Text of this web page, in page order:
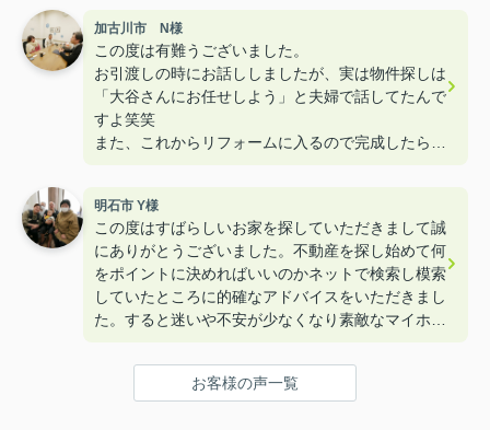
加古川市 N様
この度は有難うございました。
お引渡しの時にお話ししましたが、実は物件探しは
「大谷さんにお任せしよう」と夫婦で話してたんで
すよ笑笑
また、これからリフォームに入るので完成したら遊
明石市 Y様
この度はすばらしいお家を探していただきまして誠
にありがとうございました。不動産を探し始めて何
をポイントに決めればいいのかネットで検索し模索
していたところに的確なアドバイスをいただきまし
た。すると迷いや不安が少なくなり素敵なマイホー
ございました。
お客様の声一覧